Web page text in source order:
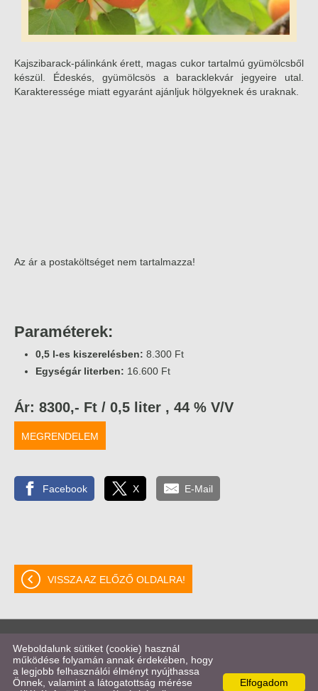
Kajszibarack-pálinkánk érett, magas cukor tartalmú gyümölcsből
készül. Édeskés, gyümölcsös a baracklekvár jegyeire utal.
Karakteressége miatt egyaránt ajánljuk hölgyeknek és uraknak.
Az ár a postaköltséget nem tartalmazza!
Paraméterek:
0,5 l-es kiszerelésben: 8.300 Ft
Egységár literben: 16.600 Ft
Ár: 8300,- Ft / 0,5 liter , 44 % V/V
MEGRENDELEM
Facebook X E-Mail
VISSZA AZ ELŐZŐ OLDALRA!
© 2026 - BERO COLOR Kft.
Oldal információklAdatkezelési tájékoztatólImpresszum
Elfogadom
Weboldalunk sütiket (cookie) használ
működése folyamán annak érdekében, hogy
a legjobb felhasználói élményt nyújthassa
Önnek, valamint a látogatottság mérése